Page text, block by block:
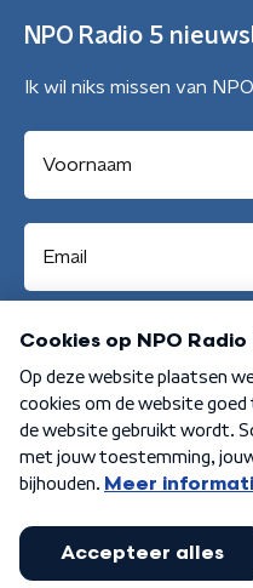
NPO Radio 5
Ik wil niks missen van
Algemene voorwaarden